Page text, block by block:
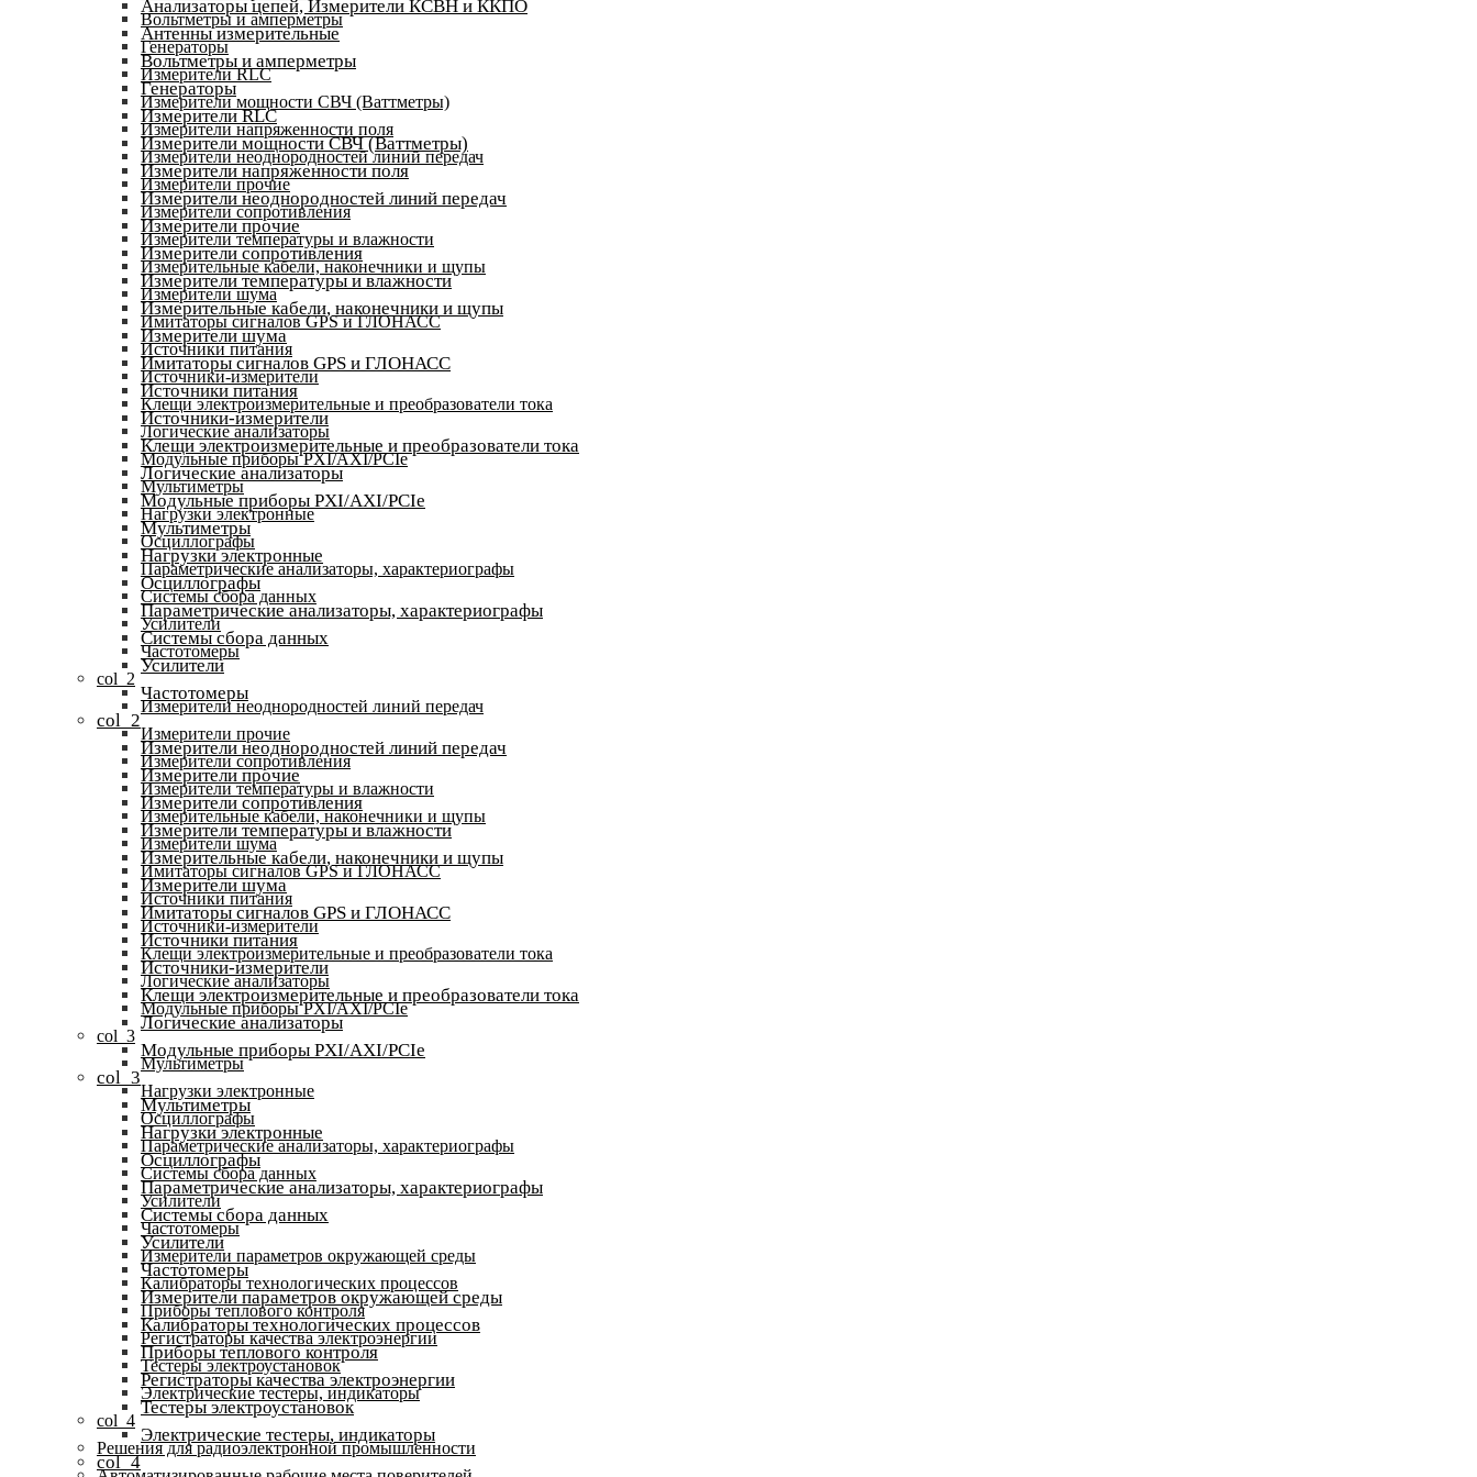
Вольтметры и амперметры
Генераторы
Измерители RLC
Измерители мощности СВЧ (Ваттметры)
Измерители напряженности поля
Измерители неоднородностей линий передач
Измерители прочие
Измерители сопротивления
Измерители температуры и влажности
Измерительные кабели, наконечники и щупы
Измерители шума
Имитаторы сигналов GPS и ГЛОНАСС
Источники питания
Источники-измерители
Клещи электроизмерительные и преобразователи тока
Логические анализаторы
Модульные приборы PXI/AXI/PCIe
Мультиметры
Нагрузки электронные
Осциллографы
Параметрические анализаторы, характериографы
Системы сбора данных
Усилители
Частотомеры
col_2
Измерители неоднородностей линий передач
Измерители прочие
Измерители сопротивления
Измерители температуры и влажности
Измерительные кабели, наконечники и щупы
Измерители шума
Имитаторы сигналов GPS и ГЛОНАСС
Источники питания
Источники-измерители
Клещи электроизмерительные и преобразователи тока
Логические анализаторы
Модульные приборы PXI/AXI/PCIe
col_3
Мультиметры
Нагрузки электронные
Осциллографы
Параметрические анализаторы, характериографы
Системы сбора данных
Усилители
Частотомеры
Измерители параметров окружающей среды
Калибраторы технологических процессов
Приборы теплового контроля
Регистраторы качества электроэнергии
Тестеры электроустановок
Электрические тестеры, индикаторы
col_4
Решения для радиоэлектронной промышленности
Анализаторы цепей, Измерители КСВН и ККПО
Антенны измерительные
Вольтметры и амперметры
Генераторы
Измерители RLC
Измерители мощности СВЧ (Ваттметры)
Измерители напряженности поля
Измерители неоднородностей линий передач
Измерители прочие
Измерители сопротивления
Измерители температуры и влажности
Измерительные кабели, наконечники и щупы
Измерители шума
Имитаторы сигналов GPS и ГЛОНАСС
Источники питания
Источники-измерители
Клещи электроизмерительные и преобразователи тока
Логические анализаторы
Модульные приборы PXI/AXI/PCIe
Мультиметры
Нагрузки электронные
Осциллографы
Параметрические анализаторы, характериографы
Системы сбора данных
Усилители
Частотомеры
col_2
Измерители неоднородностей линий передач
Измерители прочие
Измерители сопротивления
Измерители температуры и влажности
Измерительные кабели, наконечники и щупы
Измерители шума
Имитаторы сигналов GPS и ГЛОНАСС
Источники питания
Источники-измерители
Клещи электроизмерительные и преобразователи тока
Логические анализаторы
Модульные приборы PXI/AXI/PCIe
col_3
Мультиметры
Нагрузки электронные
Осциллографы
Параметрические анализаторы, характериографы
Системы сбора данных
Усилители
Частотомеры
Измерители параметров окружающей среды
Калибраторы технологических процессов
Приборы теплового контроля
Регистраторы качества электроэнергии
Тестеры электроустановок
Электрические тестеры, индикаторы
col_4